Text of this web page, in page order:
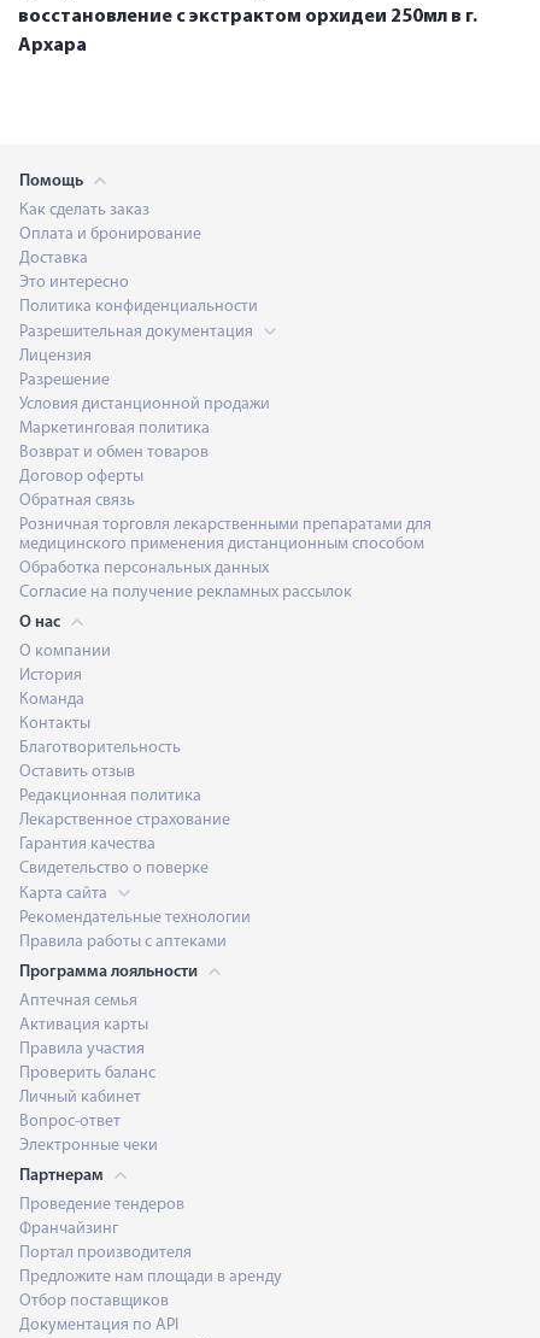
восстановление с экстрактом орхидеи 250мл в г.
Архара
Помощь
Как сделать заказ
Оплата и бронирование
Доставка
Это интересно
Политика конфиденциальности
Разрешительная документация
Лицензия
Разрешение
Условия дистанционной продажи
Маркетинговая политика
Возврат и обмен товаров
Договор оферты
Обратная связь
Розничная торговля лекарственными препаратами для
медицинского применения дистанционным способом
Обработка персональных данных
Согласие на получение рекламных рассылок
О нас
О компании
История
Команда
Контакты
Благотворительность
Оставить отзыв
Редакционная политика
Лекарственное страхование
Гарантия качества
Свидетельство о поверке
Карта сайта
Рекомендательные технологии
Правила работы с аптеками
Программа лояльности
Аптечная семья
Активация карты
Правила участия
Проверить баланс
Личный кабинет
Вопрос-ответ
Электронные чеки
Партнерам
Проведение тендеров
Франчайзинг
Портал производителя
Предложите нам площади в аренду
Отбор поставщиков
Документация по API